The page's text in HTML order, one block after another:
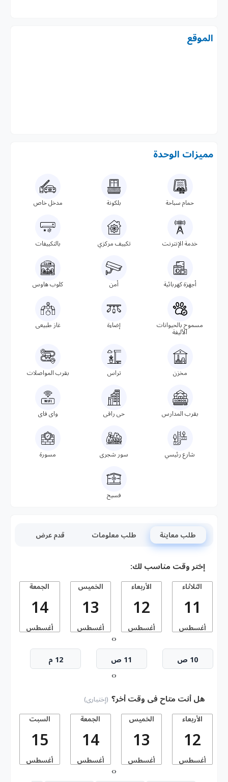
الموقع
مميزات الوحدة
حمام سباحة بلكونة مدخل خاص
خدمة الإنترنت تكييف مركزي بالتكييفات
أجهزة كهربائية أمن كلوب هاوس
مسموح بالحيوانات
الأليفة
إضاءة غاز طبيعى
مخزن تراس بقرب المواصلات
بقرب المدارس حى راقى واى فاى
شارع رئيسي سور شجرى مسورة
فسيح
طلب معاينة طلب معلومات قدم عرض
إختر وقت مناسب لك:
الثلاثاء
11
أغسطس
الأربعاء
12
أغسطس
الخميس
13
أغسطس
الجمعة
14
أغسطس
‹
›
10 ص 11 ص 12 م
‹
›
هل أنت متاح فى وقت أخر؟ (إختيارى)
الأربعاء
12
أغسطس
الخميس
13
أغسطس
الجمعة
14
أغسطس
السبت
15
أغسطس
‹
›